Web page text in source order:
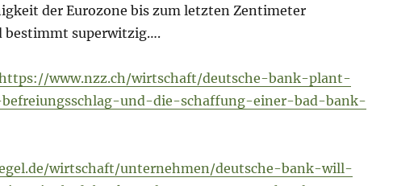
der Eurozone bis zum letzten Zentimeter
bestimmt superwitzig….
www.nzz.ch/wirtschaft/deutsche-bank-plant-
und-die-schaffung-einer-bad-bank-
wirtschaft/unternehmen/deutsche-bank-will-